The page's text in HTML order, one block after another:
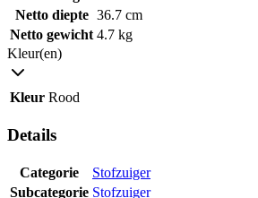
Netto diepte 36.7 cm
Netto gewicht 4.7 kg
Kleur(en)
Kleur Rood
Details
Categorie
Stofzuiger
Subcategorie Stofzuiger